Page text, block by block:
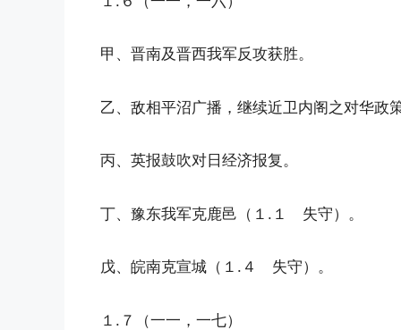
甲、晋南及晋西我军反攻获胜。
乙、敌相平沼广播，继续近卫内阁之对华政
丙、英报鼓吹对日经济报复。
丁、豫东我军克鹿邑（１.１ 失守）。
戊、皖南克宣城（１.４ 失守）。
１.７（一一，一七）